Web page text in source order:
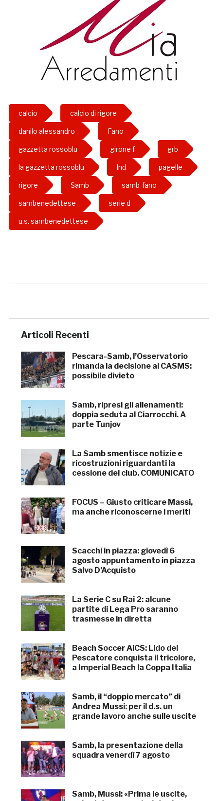
calcio calcio di rigore
danilo alessandro Fano
gazzetta rossoblu girone f grb
la gazzetta rossoblu lnd pagelle
rigore Samb samb-fano
sambenedettese serie d
u.s. sambenedettese
Articoli Recenti
Pescara-Samb, l’Osservatorio
rimanda la decisione al CASMS:
possibile divieto
Samb, ripresi gli allenamenti:
doppia seduta al Ciarrocchi. A
parte Tunjov
La Samb smentisce notizie e
ricostruzioni riguardanti la
cessione del club. COMUNICATO
FOCUS – Giusto criticare Massi,
ma anche riconoscerne i meriti
Scacchi in piazza: giovedì 6
agosto appuntamento in piazza
Salvo D’Acquisto
La Serie C su Rai 2: alcune
partite di Lega Pro saranno
trasmesse in diretta
Beach Soccer AiCS: Lido del
Pescatore conquista il tricolore,
a Imperial Beach la Coppa Italia
Samb, il “doppio mercato” di
Andrea Mussi: per il d.s. un
grande lavoro anche sulle uscite
Samb, la presentazione della
squadra venerdì 7 agosto
Samb, Mussi: «Prima le uscite,